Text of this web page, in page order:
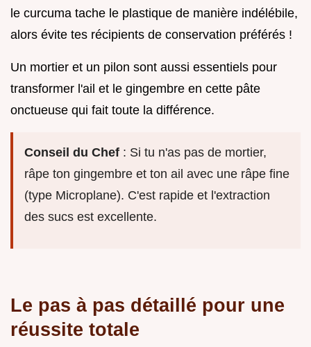
le curcuma tache le plastique de manière indélébile,
alors évite tes récipients de conservation préférés !
Un mortier et un pilon sont aussi essentiels pour
transformer l'ail et le gingembre en cette pâte
onctueuse qui fait toute la différence.
Conseil du Chef : Si tu n'as pas de mortier,
râpe ton gingembre et ton ail avec une râpe fine
(type Microplane). C'est rapide et l'extraction
des sucs est excellente.
Le pas à pas détaillé pour une
réussite totale